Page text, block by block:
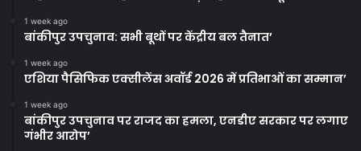
1 week ago
बांकीपुर उपचुनाव: सभी बूथों पर केंद्रीय बल तैनात’
1 week ago
एशिया पैसिफिक एक्सीलेंस अवॉर्ड 2026 में प्रतिभाओं का सम्मान’
1 week ago
बांकीपुर उपचुनाव पर राजद का हमला, एनडीए सरकार पर लगाए
गंभीर आरोप’